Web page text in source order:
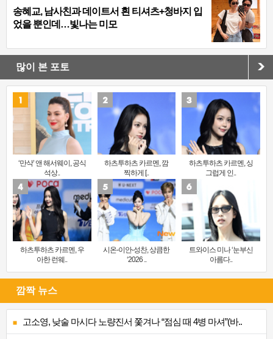
송혜교, 남사친과 데이트서 흰 티셔츠+청바지 입
었을 뿐인데…빛나는 미모
많이 본 포토
‘만삭’ 앤 해서웨이, 공식
석상..
하츠투하츠 카르멘, 깜
찍하게 [..
하츠투하츠 카르멘, 싱
그럽게 인..
하츠투하츠 카르멘, 우
아한 런웨..
시온-이안-성찬, 상큼한
‘2026 ..
트와이스 미나 ‘눈부신
아름다..
깜짝 뉴스
고소영, 낮술 마시다 노량진서 쫓겨나 “점심 때 4병 마셔”(바..